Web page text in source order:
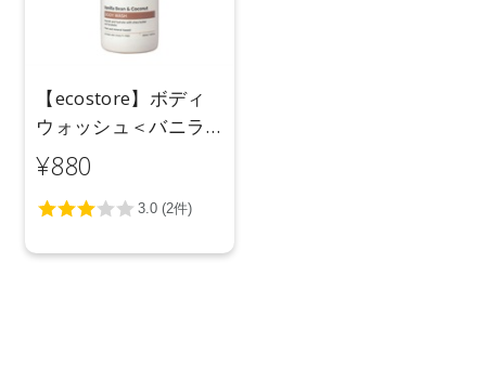
【ecostore】ボディ
ウォッシュ＜バニラ
＆ココナッツ＞350ｍ
L
¥880